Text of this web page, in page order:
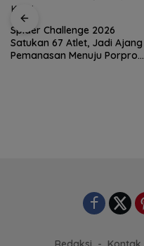
Spider Challenge 2026
Satukan 67 Atlet, Jadi Ajang
Pemanasan Menuju Porprov